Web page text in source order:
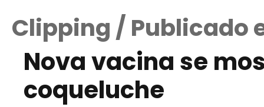
Clipping / Publicado
Nova vacina se
coqueluche